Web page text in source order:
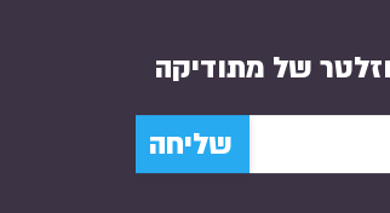
של מתודיקה
שליחה